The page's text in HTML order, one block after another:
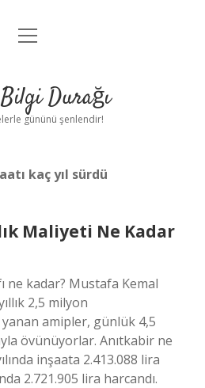
Anasayfa
Uyarı
menüyü
Durağı
gününü şenlendir!
kaç yıl sürdü
Maliyeti Ne Kadar
ne kadar? Mustafa Kemal
2,5 milyon
amipler, günlük 4,5
övünüyorlar. Anıtkabir ne
inşaata 2.413.088 lira
2.721.905 lira harcandı.